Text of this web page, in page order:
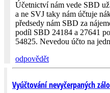
Účetnictví nám vede SBD
a ne SVJ taky nám účtuje
předsedy nám SBD za
podíl SBD 24184 a 27641
54825. Nevedou účto na
odpovědět
Vyúčtování nevyčerpaných